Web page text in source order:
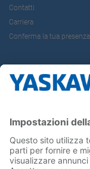
Contatti
Carriera
Conferma la tua